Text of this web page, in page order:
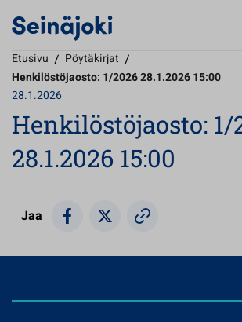
Etusivu / Pöytäkirjat /
Henkilöstöjaosto: 1/2026 28.1.2026 15:00
28.1.2026
Henkilöstöjaosto: 1/
28.1.2026 15:00
Jaa